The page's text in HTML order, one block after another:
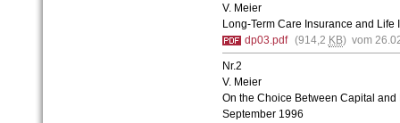
V. Meier
Long-Term Care Insurance and
dp03.pdf (914,2 KB) vom
Nr.2
V. Meier
On the Choice Between Capital
September 1996